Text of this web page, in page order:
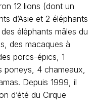
12 lions (dont un
d’Asie et 2 éléphants
éléphants mâles du
des macaques à
porcs-épics, 1
4 chameaux,
Depuis 1999, il
d’été du Cirque